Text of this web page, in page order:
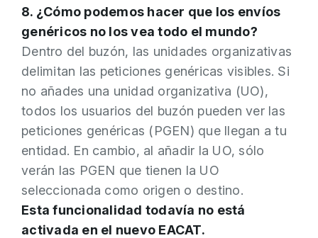
8. ¿Cómo podemos hacer que los envíos
genéricos no los vea todo el mundo?
Dentro del buzón, las unidades organizativas
delimitan las peticiones genéricas visibles. Si
no añades una unidad organizativa (UO),
todos los usuarios del buzón pueden ver las
peticiones genéricas (PGEN) que llegan a tu
entidad. En cambio, al añadir la UO, sólo
verán las PGEN que tienen la UO
seleccionada como origen o destino.
Esta funcionalidad todavía no está
activada en el nuevo EACAT.